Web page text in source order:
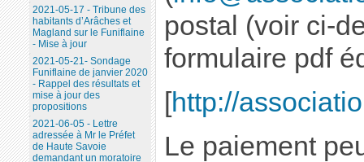
postal (voir ci-
formulaire pdf
[http://
Le paiement
2021-05-17 - Tribune des
habitants d’Arâches et
Magland sur le Funiflaine
- Mise à jour
2021-05-21- Sondage
Funiflaine de janvier 2020
- Rappel des résultats et
mise à jour des
propositions
2021-06-05 - Lettre
adressée à Mr le Préfet
de Haute Savoie
demandant un moratoire